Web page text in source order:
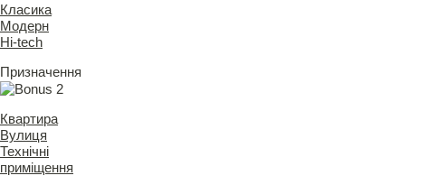
Класика
Модерн
Hi-tech
Призначення
Квартира
Вулиця
Технічні
приміщення